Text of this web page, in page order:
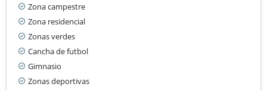
Zona campestre
Zona residencial
Zonas verdes
Cancha de futbol
Gimnasio
Zonas deportivas